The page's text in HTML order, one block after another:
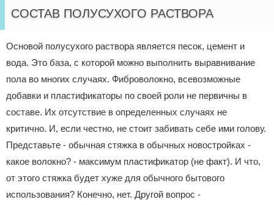
СОСТАВ ПОЛУСУХОГО РАСТВОРА
Основой полусухого раствора является песок, цемент и
вода. Это база, с которой можно выполнить выравнивание
пола во многих случаях. Фиброволокно, всевозможные
добавки и пластификаторы по своей роли не первичны в
составе. Их отсутствие в определенных случаях не
критично. И, если честно, не стоит забивать себе ими голову.
Представьте - обычная стяжка в обычных новостройках -
какое волокно? - максимум пластификатор (не факт). И что,
от этого стяжка будет хуже для обычного бытового
использования? Конечно, нет. Другой вопрос -